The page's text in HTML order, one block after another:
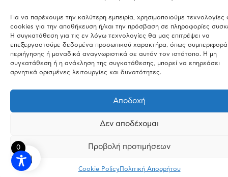
Για να παρέχουμε την καλύτερη εμπειρία, χρησιμοποιούμε τεχνολογίες
cookies για την αποθήκευση ή/και την πρόσβαση σε πληροφορίες
Η συγκατάθεση για τις εν λόγω τεχνολογίες θα μας επιτρέψει να
επεξεργαστούμε δεδομένα προσωπικού χαρακτήρα, όπως συμπεριφορά
περιήγησης ή μοναδικά αναγνωριστικά σε αυτόν τον ιστότοπο. Η μη
συγκατάθεση ή η ανάκληση της συγκατάθεσης, μπορεί να επηρεάσει
αρνητικά ορισμένες λειτουργίες και δυνατότητες.
Αποδοχή
Δεν αποδέχομαι
Προβολή προτιμήσεων
Cookie PolicyΠολιτική Απορρήτου
0